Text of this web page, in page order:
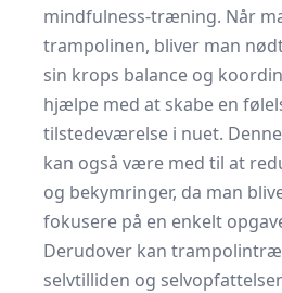
mindfulness-træning. Når
trampolinen, bliver man
sin krops balance og
hjælpe med at skabe en
tilstedeværelse i nuet.
kan også være med til at
og bekymringer, da man
fokusere på en enkelt
Derudover kan
selvtilliden og